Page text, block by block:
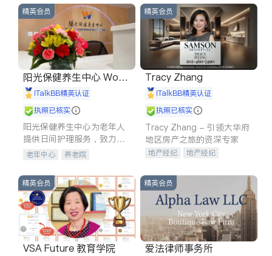
精英会员
阳光保健养生中心 World
shine
iTalkBB精英认证
执照已核实
阳光保健养生中心为老年人
提供日间护理服务，致力于
通过持续的护理创新来有效
老年中心 养老院
精英会员
Tracy Zhang
iTalkBB精英认证
执照已核实
Tracy Zhang - 引领大华府
地区房产之旅的资深专家
地产经纪
地产经纪
商铺租售
精英会员
VSA Future 教育学院
精英会员
爱法律师事务所